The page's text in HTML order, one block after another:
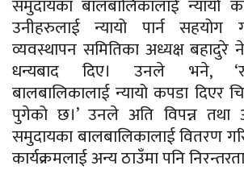
समुदायका बालबालिकालाई न्यायो
उनीहरुलाई न्यायो पार्न सहयोग
व्यवस्थापन समितिका अध्यक्ष बहादुरे
धन्यबाद दिए। उनले भने,
बालबालिकालाई न्यायो कपडा दिएर
पुगेको छ।’ उनले अति विपन्न तथा
समुदायका बालबालिकालाई वितरण
कार्यक्रमलाई अन्य ठाउँमा पनि